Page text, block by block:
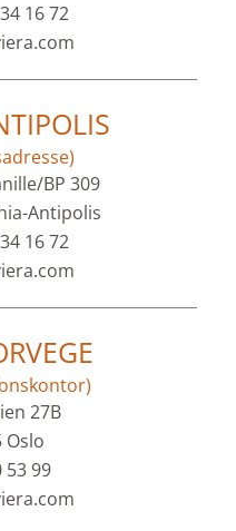
16 72
BP 309
Antipolis
16 72
27B
Oslo
53 99